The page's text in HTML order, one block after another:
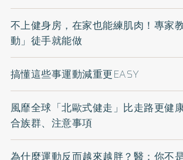
不上健身房，在家也能練肌肉！專家
動」徒手就能做
搞懂這些事運動減重更EASY
風靡全球「北歐式健走」比走路更健
合族群、注意事項
為什麼運動反而越來越胖？醫：你不